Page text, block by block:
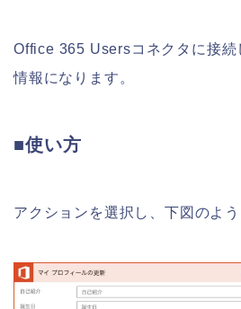
Office 365 Usersコネクタに接続
情報になります。
■使い方
アクションを選択し、下図のよう